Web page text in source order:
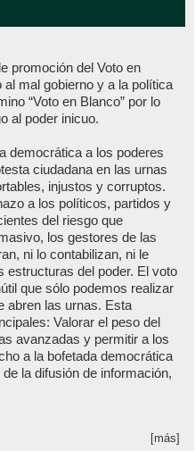
promoción del Voto en
mal gobierno y a la política
“Voto en Blanco” por lo
al poder inicuo.
democrática a los poderes
ciudadana en las urnas
injustos y corruptos.
a los políticos, partidos y
del riesgo que
los gestores de las
ni lo contabilizan, ni le
estructuras del poder. El voto
que sólo podemos realizar
abren las urnas. Esta
Valorar el peso del
avanzadas y permitir a los
a la bofetada democrática
la difusión de información,
[más]